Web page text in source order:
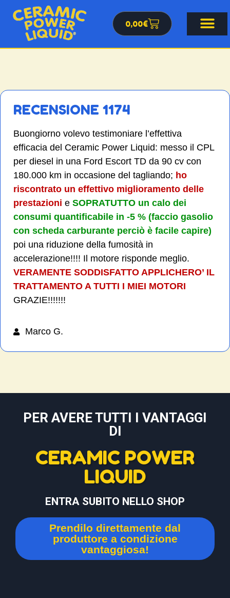
0,00€
RECENSIONE 1174
Buongiorno volevo testimoniare l’effettiva
efficacia del Ceramic Power Liquid: messo il CPL
per diesel in una Ford Escort TD da 90 cv con
180.000 km in occasione del tagliando; ho
riscontrato un effettivo miglioramento delle
prestazioni e SOPRATUTTO un calo dei
consumi quantificabile in -5 % (faccio gasolio
con scheda carburante perciò è facile capire)
poi una riduzione della fumosità in
accelerazione!!!! Il motore risponde meglio.
VERAMENTE SODDISFATTO APPLICHERO’ IL
TRATTAMENTO A TUTTI I MIEI MOTORI
GRAZIE!!!!!!!
Marco G.
PER AVERE TUTTI I VANTAGGI
DI
CERAMIC POWER
LIQUID
ENTRA SUBITO NELLO SHOP
Prendilo direttamente dal
produttore a condizione
vantaggiosa!